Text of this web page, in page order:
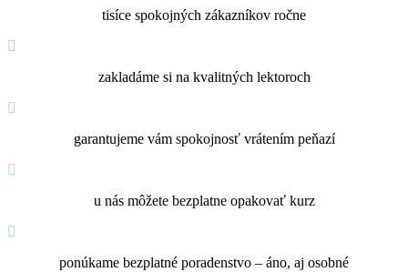
tisíce spokojných zákazníkov ročne
zakladáme si na kvalitných lektoroch
garantujeme vám spokojnosť vrátením peňazí
u nás môžete bezplatne opakovať kurz
ponúkame bezplatné poradenstvo – áno, aj osobné